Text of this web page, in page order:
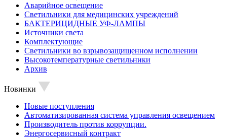
Аварийное освещение
Светильники для медицинских учреждений
БАКТЕРИЦИДНЫЕ УФ-ЛАМПЫ
Источники света
Комплектующие
Светильники во взрывозащищенном исполнении
Высокотемпературные светильники
Архив
Новинки
Новые поступления
Автоматизированная система управления освещением
Производитель против коррупции.
Энергосервисный контракт